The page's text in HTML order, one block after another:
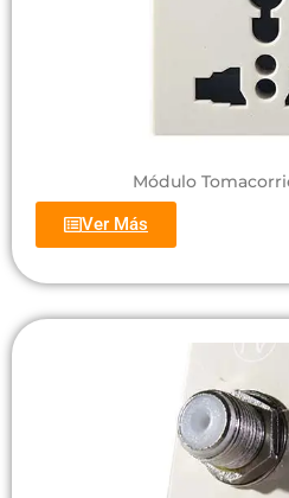
Módulo
Ver Más